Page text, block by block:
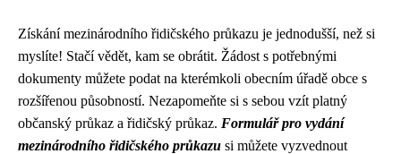
Získání mezinárodního řidičského průkazu je jednodušší, než si
myslíte! Stačí vědět, kam se obrátit. Žádost s potřebnými
dokumenty můžete podat na kterémkoli obecním úřadě obce s
rozšířenou působností. Nezapomeňte si s sebou vzít platný
občanský průkaz a řidičský průkaz. Formulář pro vydání
mezinárodního řidičského průkazu si můžete vyzvednout